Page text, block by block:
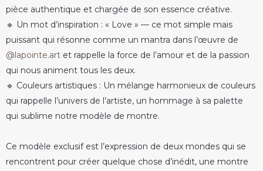
pièce authentique et chargée de son essence créative.
🔹 Un mot d’inspiration : « Love » — ce mot simple mais
puissant qui résonne comme un mantra dans l’œuvre de
@lapointe.art et rappelle la force de l’amour et de la passion
qui nous animent tous les deux.
🔹 Couleurs artistiques : Un mélange harmonieux de couleurs
qui rappelle l’univers de l’artiste, un hommage à sa palette
qui sublime notre modèle de montre.
Ce modèle exclusif est l’expression de deux mondes qui se
rencontrent pour créer quelque chose d’inédit, une montre